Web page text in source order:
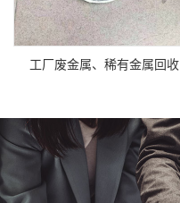
工厂废金属、稀有金属回收